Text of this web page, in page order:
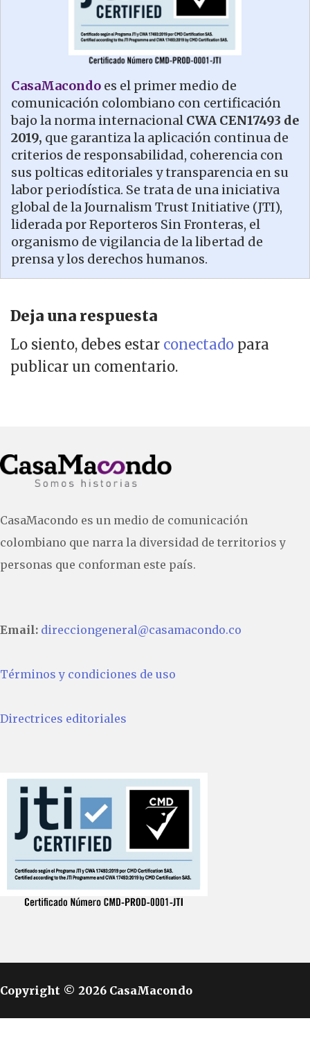
CasaMacondo es el primer medio de
comunicación colombiano con certificación
bajo la norma internacional CWA CEN17493 de
2019, que garantiza la aplicación continua de
criterios de responsabilidad, coherencia con
sus polticas editoriales y transparencia en su
labor periodística. Se trata de una iniciativa
global de la Journalism Trust Initiative (JTI),
liderada por Reporteros Sin Fronteras, el
organismo de vigilancia de la libertad de
prensa y los derechos humanos.
Deja una respuesta
Lo siento, debes estar conectado para
publicar un comentario.
CasaMacondo es un medio de comunicación
colombiano que narra la diversidad de territorios y
personas que conforman este país.
Email: direcciongeneral@casamacondo.co
Términos y condiciones de uso
Directrices editoriales
Copyright © 2026 CasaMacondo